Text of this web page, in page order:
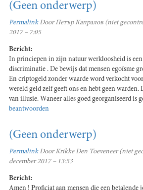
(Geen onderwerp)
PermalinkDoorПетър Капралов (niet
2017 – 7:05
Bericht:
In princiepen in zijn natuur werkloosheid is
discriminatie . De bewijs dat mensen egoïsme
En criptogeld zonder waarde word verkocht
wereld geld zelf geeft ons en hebt geen warden.
van illusie. Waneer alles goed georganiseerd is
beantwoorden
(Geen onderwerp)
PermalinkDoorKrikke Den Toeveneer (niet
december 2017 – 13:53
Bericht:
Amen ! Proficiat aan mensen die een betalende